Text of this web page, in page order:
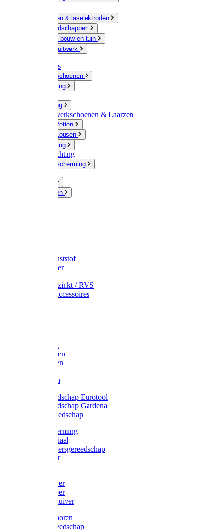
Slijpschijven & laselektroden
Handgereedschappen
IJzerwaren bouw en tuin
Hang en sluitwerk
Disposables
Werkhandschoenen
Regenkleding
Werkkleding
Wandel-/ Werkschoenen & Laarzen
Hoeden / Petten
Sokken / Kousen
Winterkleding
Winkelinrichting
Gelaatsbescherming
Knaagdieren
Emmer kunststof
Schepemmer
Emmer verzinkt / RVS
Regenton accessoires
Gazonharken
Asfaltharken
Hooiharken
Handgereedschap Eurotool
Handgereedschap Gardena
Kindergereedschap
Kniebescherming
Afzetmateriaal
Stratenmakersgereedschap
Straathamer
Mestschuiver
Mestschraper
Sneeuwschuiver
Zeis toebehoren
Baggergereedschap